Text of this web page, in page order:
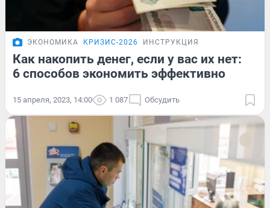
ЭКОНОМИКА КРИЗИС-2026 ИНСТРУКЦИЯ
Как накопить денег, если у вас их нет:
6 способов экономить эффективно
15 апреля, 2023, 14:00 1 087 Обсудить